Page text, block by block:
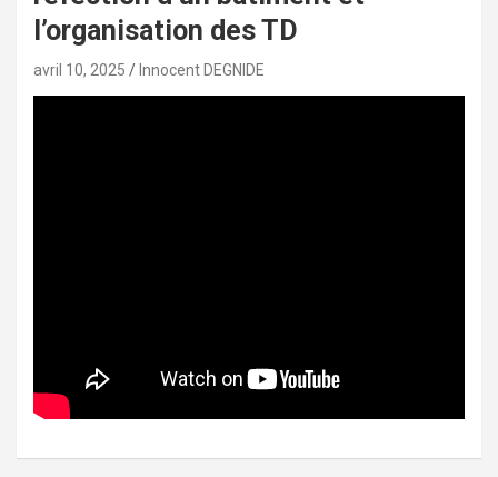
l’organisation des TD
avril 10, 2025 Innocent DEGNIDE